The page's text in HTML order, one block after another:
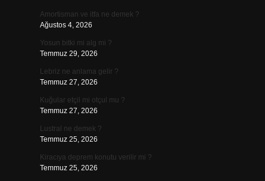
Amortisman ve itfa ne demek ?
Ağustos 4, 2026
Yosun bitki mi alg mi ?
Temmuz 29, 2026
Lebriz ne anlama gelir ?
Temmuz 27, 2026
Kuğular etçil mi otçul mu ?
Temmuz 27, 2026
Lustral ne demek ?
Temmuz 25, 2026
Kiracıya deprem konutu verilir mi ?
Temmuz 25, 2026